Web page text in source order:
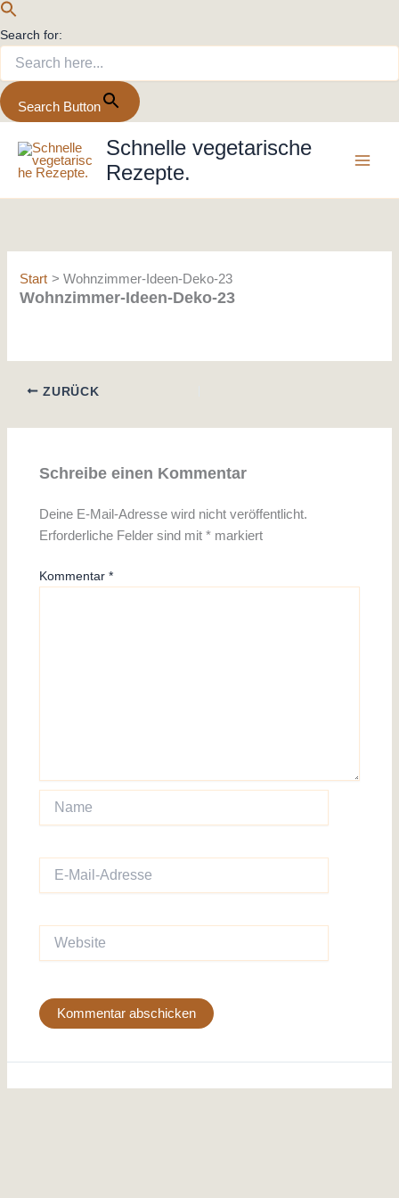
Search for:
Search Button
Inhalt
springen
Schnelle vegetarische
Rezepte.
Start Wohnzimmer-Ideen-Deko-23
Wohnzimmer-Ideen-Deko-23
ZURÜCK
Schreibe einen Kommentar
Deine E-Mail-Adresse wird nicht veröffentlicht.
Erforderliche Felder sind mit* markiert
Kommentar*
Name
Mail-